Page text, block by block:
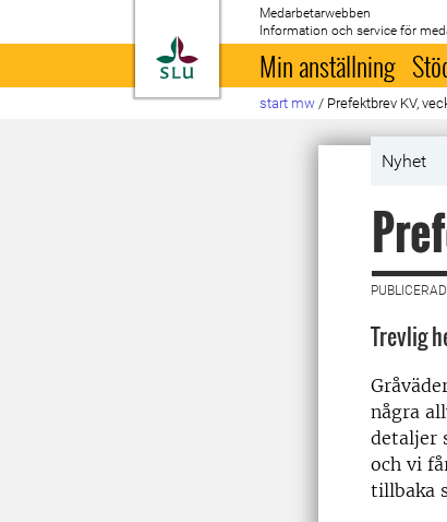
Till startsida
Medarbetarwebben
Information och service för
Min anställning
start mw / Prefektbrev KV,
Nyhet
Trevlig
några
detaljer
och vi
tillbaka